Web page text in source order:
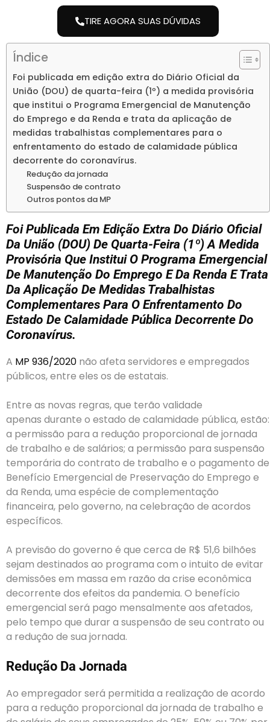
TIRE AGORA SUAS DÚVIDAS
Índice
Foi publicada em edição extra do Diário Oficial da
União (DOU) de quarta-feira (1º) a medida provisória
que institui o Programa Emergencial de Manutenção
do Emprego e da Renda e trata da aplicação de
medidas trabalhistas complementares para o
enfrentamento do estado de calamidade pública
decorrente do coronavírus.
Redução da jornada
Suspensão de contrato
Outros pontos da MP
Foi Publicada Em Edição Extra Do Diário Oficial
Da União (DOU) De Quarta-Feira (1º) A Medida
Provisória Que Institui O Programa Emergencial
De Manutenção Do Emprego E Da Renda E Trata
Da Aplicação De Medidas Trabalhistas
Complementares Para O Enfrentamento Do
Estado De Calamidade Pública Decorrente Do
Coronavírus.
A MP 936/2020 não afeta servidores e empregados
públicos, entre eles os de estatais.
Entre as novas regras, que terão validade
apenas durante o estado de calamidade pública, estão:
a permissão para a redução proporcional de jornada
de trabalho e de salários; a permissão para suspensão
temporária do contrato de trabalho e o pagamento de
Benefício Emergencial de Preservação do Emprego e
da Renda, uma espécie de complementação
financeira, pelo governo, na celebração de acordos
específicos.
A previsão do governo é que cerca de R$ 51,6 bilhões
sejam destinados ao programa com o intuito de evitar
demissões em massa em razão da crise econômica
decorrente dos efeitos da pandemia. O benefício
emergencial será pago mensalmente aos afetados,
pelo tempo que durar a suspensão de seu contrato ou
a redução de sua jornada.
Redução Da Jornada
Ao empregador será permitida a realização de acordo
para a redução proporcional da jornada de trabalho e